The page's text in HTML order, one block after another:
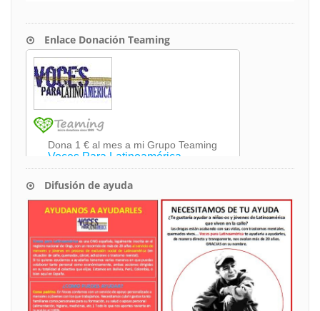
Enlace Donación Teaming
Difusión de ayuda